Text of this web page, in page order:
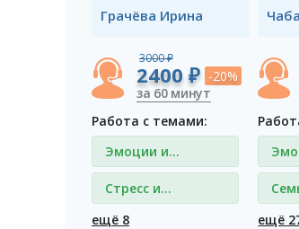
Грачёва Ирина
3000 ₽
2400 ₽ -20%
за 60 минут
Работа с темами:
Эмоции и
чувства
Стресс и
депрессия
ещё 8
ещё